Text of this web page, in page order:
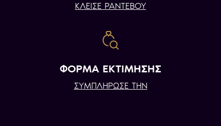
ΚΛΕΙΣΕ ΡΑΝΤΕΒΟΥ
ΦΟΡΜΑ ΕΚΤΙΜΗΣΗΣ
ΣΥΜΠΛΗΡΩΣΕ ΤΗΝ